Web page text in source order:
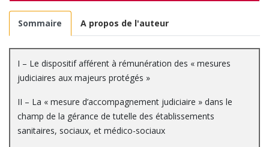
Sommaire A propos de l'auteur
I – Le dispositif afférent à rémunération des « mesures
judiciaires aux majeurs protégés »
II – La « mesure d’accompagnement judiciaire » dans le
champ de la gérance de tutelle des établissements
sanitaires, sociaux, et médico-sociaux